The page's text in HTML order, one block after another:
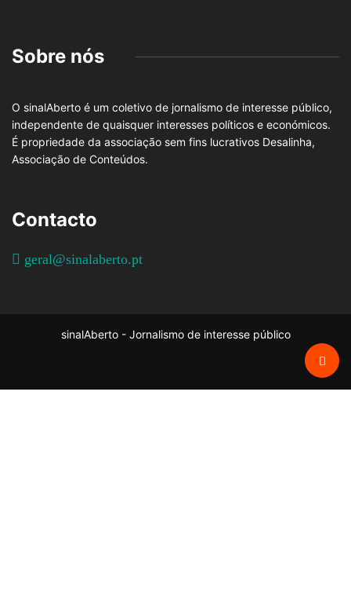
Sobre nós
O sinalAberto é um coletivo de jornalismo de interesse público,
independente de quaisquer interesses políticos e económicos.
É propriedade da associação sem fins lucrativos Desalinha,
Associação de Conteúdos.
Contacto
geral@sinalaberto.pt
sinalAberto - Jornalismo de interesse público